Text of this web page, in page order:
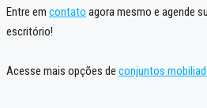
Entre em contato agora mesmo e agende
escritório!
Acesse mais opções de conjuntos